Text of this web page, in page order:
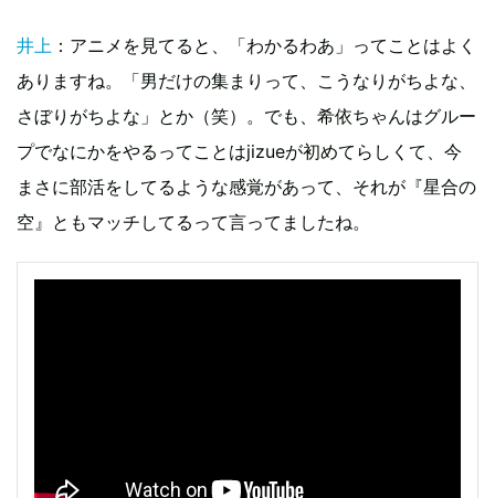
井上 ：アニメを見てると、「わかるわあ」ってことはよく
ありますね。「男だけの集まりって、こうなりがちよな、
さぼりがちよな」とか（笑）。でも、希依ちゃんはグルー
プでなにかをやるってことはjizueが初めてらしくて、今
まさに部活をしてるような感覚があって、それが『星合の
空』ともマッチしてるって言ってましたね。